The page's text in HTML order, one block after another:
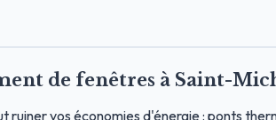
de fenêtres à Saint-
ruiner vos économies d'énergie : ponts